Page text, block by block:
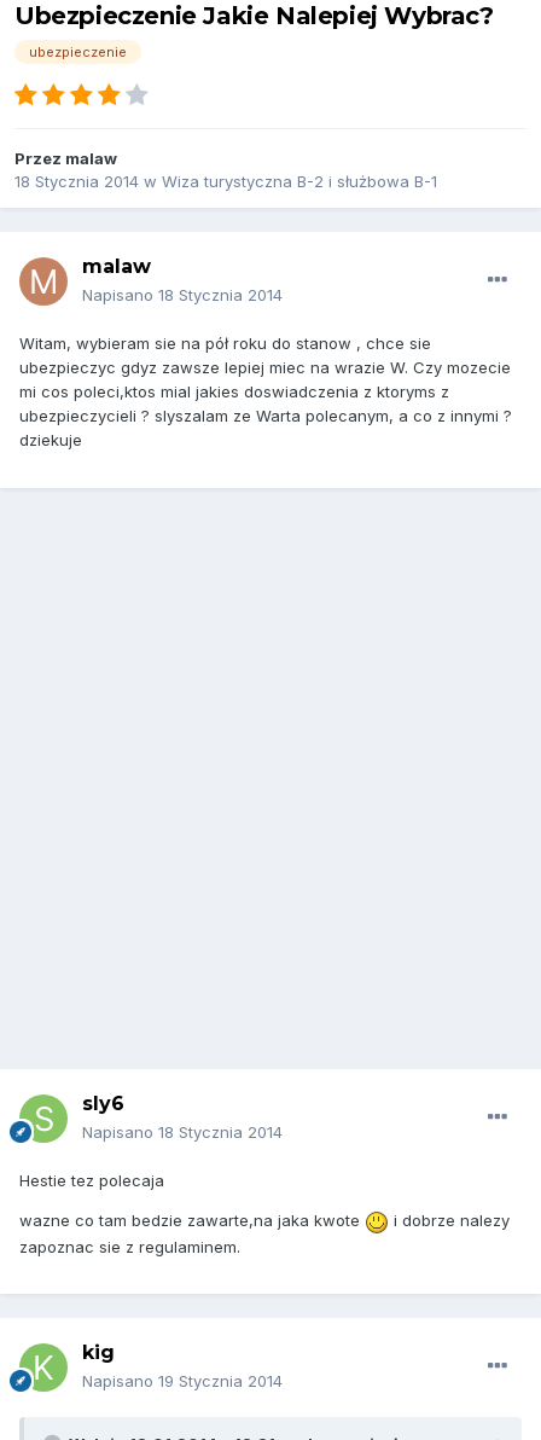
Ubezpieczenie Jakie Nalepiej Wybrac?
ubezpieczenie
Przez malaw
18 Stycznia 2014 w Wiza turystyczna B-2 i służbowa B-1
malaw
Napisano 18 Stycznia 2014
Witam, wybieram sie na pół roku do stanow , chce sie
ubezpieczyc gdyz zawsze lepiej miec na wrazie W. Czy mozecie
mi cos poleci,ktos mial jakies doswiadczenia z ktoryms z
ubezpieczycieli ? slyszalam ze Warta polecanym, a co z innymi ?
dziekuje
sly6
Napisano 18 Stycznia 2014
Hestie tez polecaja
wazne co tam bedzie zawarte,na jaka kwote
i dobrze nalezy
zapoznac sie z regulaminem.
kig
Napisano 19 Stycznia 2014